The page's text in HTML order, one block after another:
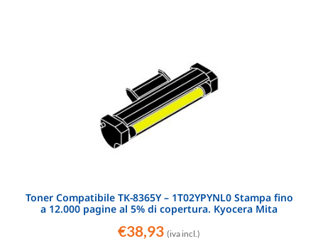
Toner Compatibile TK-8365Y – 1T02YPYNL0 Stampa fino
a 12.000 pagine al 5% di copertura. Kyocera Mita
€38,93 (iva incl.)